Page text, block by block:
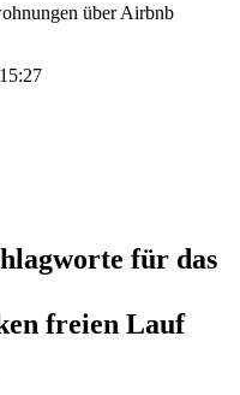
über Airbnb
für das
freien Lauf